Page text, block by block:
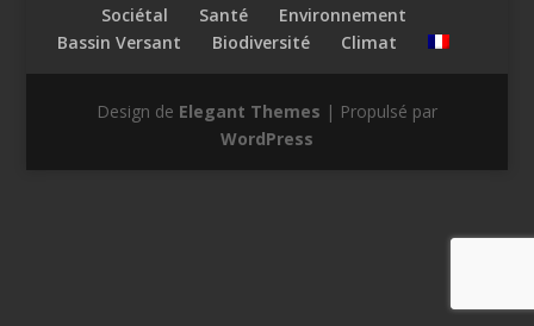
Sociétal
Santé
Environnement
Bassin Versant
Biodiversité Climat
Design de Elegant Themes | Propulsé par
WordPress